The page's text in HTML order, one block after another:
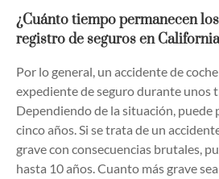
¿Cuánto tiempo permanecen
registro de seguros en
Por lo general, un accidente de
expediente de seguro durante unos
Dependiendo de la situación, puede
cinco años. Si se trata de un
grave con consecuencias brutales,
hasta 10 años. Cuanto más grave